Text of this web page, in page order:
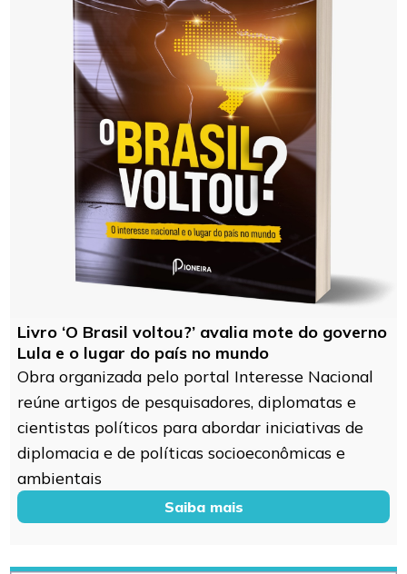
Livro ‘O Brasil voltou?’ avalia mote do governo
Lula e o lugar do país no mundo
Obra organizada pelo portal Interesse Nacional
reúne artigos de pesquisadores, diplomatas e
cientistas políticos para abordar iniciativas de
diplomacia e de políticas socioeconômicas e
ambientais
Saiba mais